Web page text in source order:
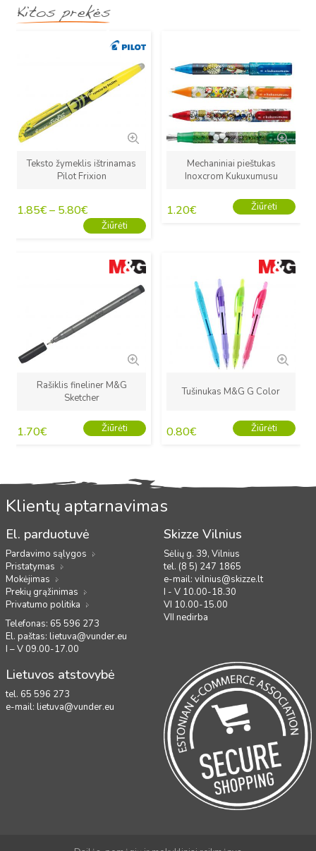
Kitos prekės
Teksto žymeklis ištrinamas
Pilot Frixion
1.85€– 5.80€
Žiūrėti
Mechaniniai pieštukas
Inoxcrom Kukuxumusu
1.20€ Žiūrėti
Rašiklis fineliner M&G
Sketcher
1.70€ Žiūrėti
Tušinukas M&G G Color
0.80€ Žiūrėti
Klientų aptarnavimas
El. parduotuvė
Pardavimo sąlygos
Pristatymas
Mokėjimas
Prekių grąžinimas
Privatumo politika
Telefonas: 65 596 273
El. paštas: lietuva@vunder.eu
I – V 09.00-17.00
Skizze Vilnius
Sėlių g. 39, Vilnius
tel. (8 5) 247 1865
e-mail: vilnius@skizze.lt
I - V 10.00-18.30
VI 10.00-15.00
VII nedirba
Lietuvos atstovybė
tel. 65 596 273
e-mail: lietuva@vunder.eu